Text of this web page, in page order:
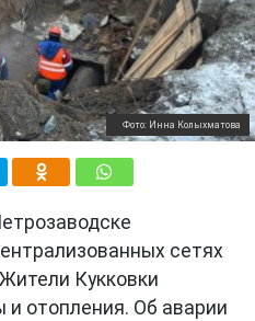
Фото: Инна Колыхматова
сетях
Кукковки
и отопления. Об аварии